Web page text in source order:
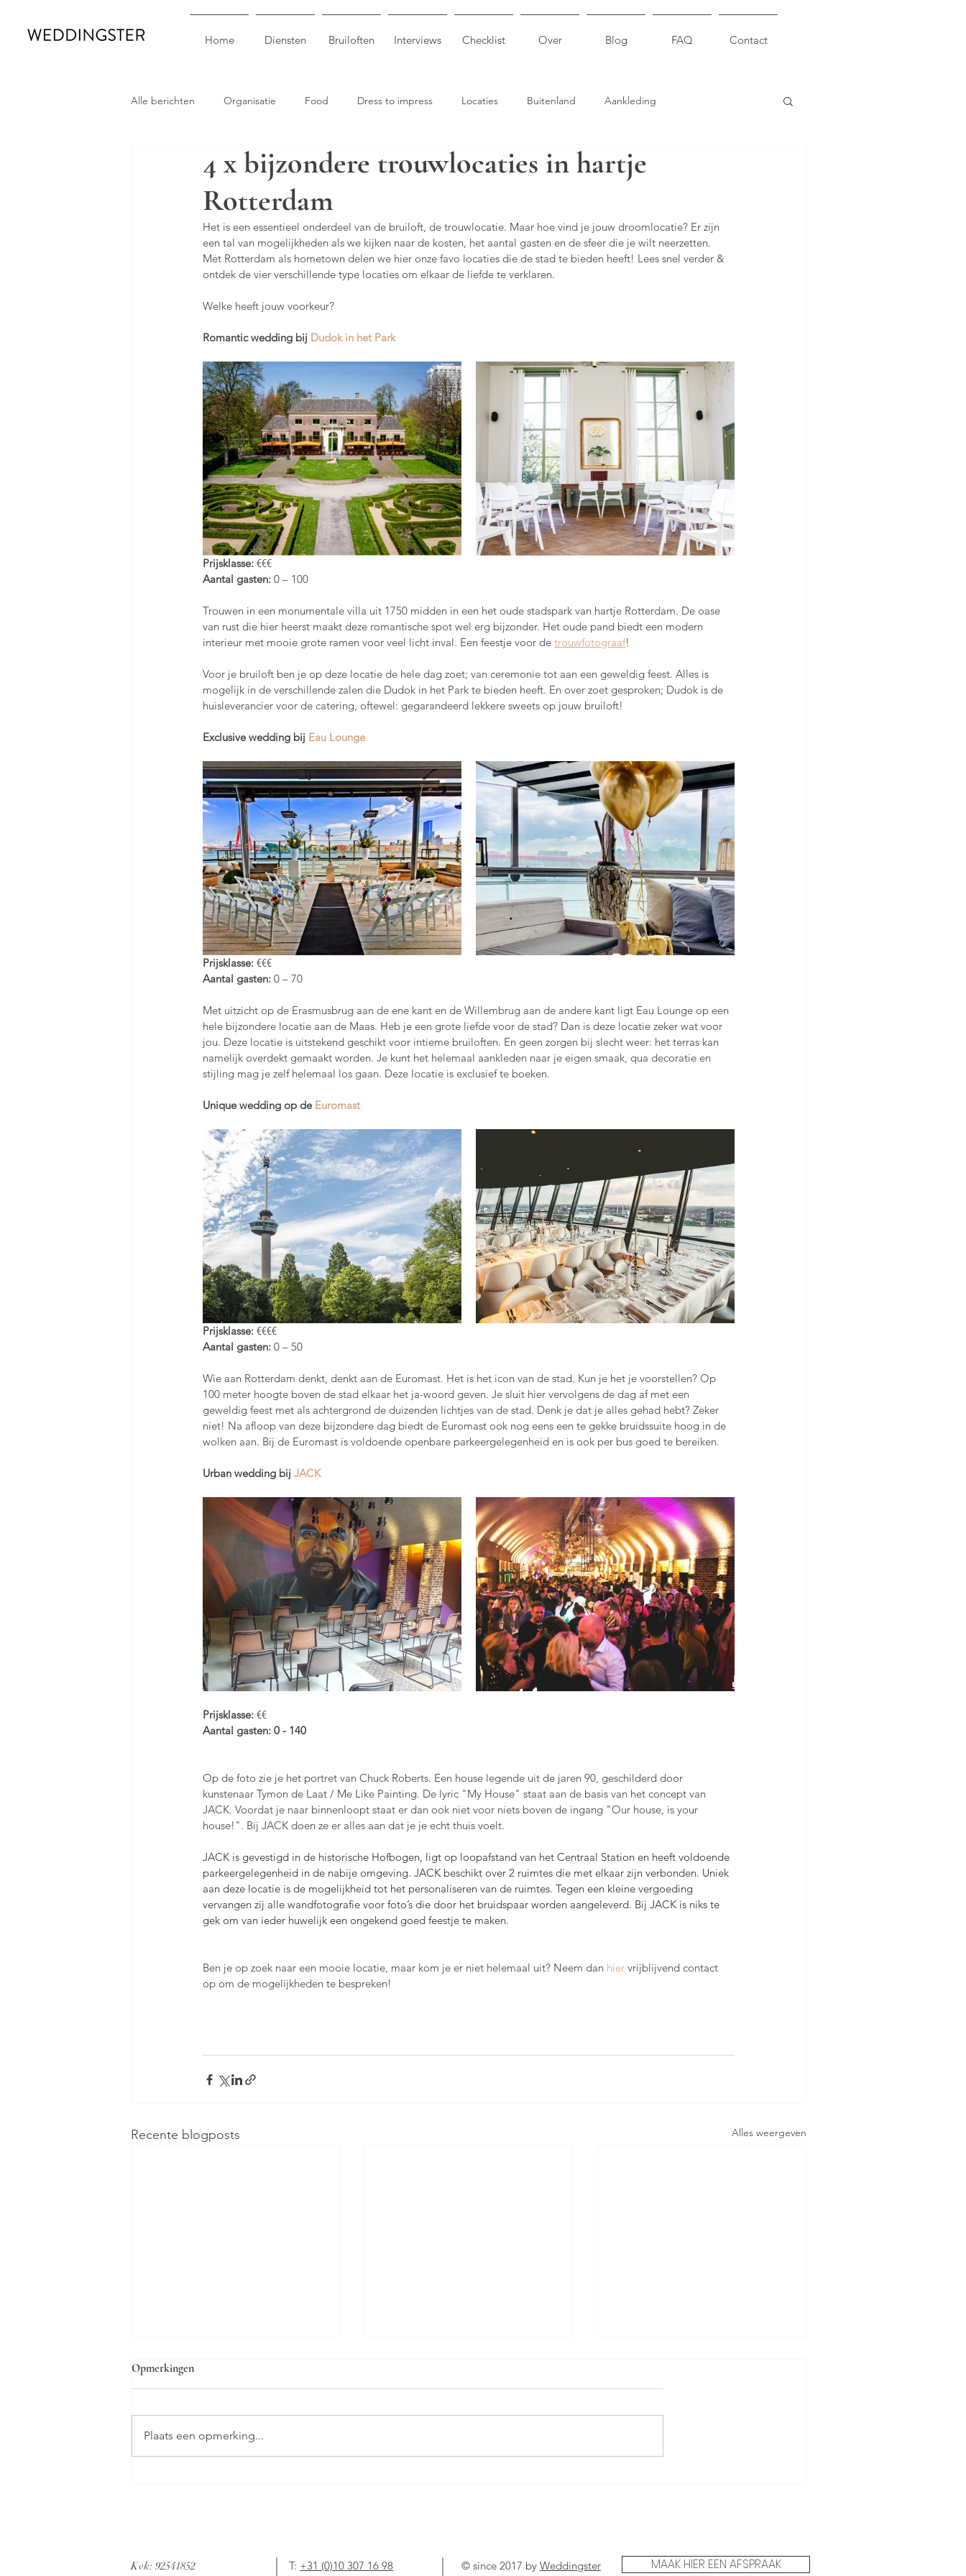
Home Diensten Bruiloften Interviews Checklist Over Blog FAQ Contact
Alle berichten Organisatie Food Dress to impress Locaties Buitenland Aankleding
Het leven van een aanstaande bruid.
4 x bijzondere trouwlocaties in hartje
Rotterdam
Het is een essentieel onderdeel van de bruiloft, de trouwlocatie. Maar hoe vind je jouw droomlocatie? Er zijn
een tal van mogelijkheden als we kijken naar de kosten, het aantal gasten en de sfeer die je wilt neerzetten.
Met Rotterdam als hometown delen we hier onze favo locaties die de stad te bieden heeft! Lees snel verder &
ontdek de vier verschillende type locaties om elkaar de liefde te verklaren.
Welke heeft jouw voorkeur?
Romantic wedding bij Dudok in het Park
Prijsklasse: €€€
Aantal gasten: 0 – 100
Trouwen in een monumentale villa uit 1750 midden in een het oude stadspark van hartje Rotterdam. De oase
van rust die hier heerst maakt deze romantische spot wel erg bijzonder. Het oude pand biedt een modern
interieur met mooie grote ramen voor veel licht inval. Een feestje voor de trouwfotograaf!
Voor je bruiloft ben je op deze locatie de hele dag zoet; van ceremonie tot aan een geweldig feest. Alles is
mogelijk in de verschillende zalen die Dudok in het Park te bieden heeft. En over zoet gesproken; Dudok is de
huisleverancier voor de catering, oftewel: gegarandeerd lekkere sweets op jouw bruiloft!
Exclusive wedding bij Eau Lounge
Prijsklasse: €€€
Aantal gasten: 0 – 70
Met uitzicht op de Erasmusbrug aan de ene kant en de Willembrug aan de andere kant ligt Eau Lounge op een
hele bijzondere locatie aan de Maas. Heb je een grote liefde voor de stad? Dan is deze locatie zeker wat voor
jou. Deze locatie is uitstekend geschikt voor intieme bruiloften. En geen zorgen bij slecht weer: het terras kan
namelijk overdekt gemaakt worden. Je kunt het helemaal aankleden naar je eigen smaak, qua decoratie en
stijling mag je zelf helemaal los gaan. Deze locatie is exclusief te boeken.
Unique wedding op de Euromast
Prijsklasse: €€€€
Aantal gasten: 0 – 50
Wie aan Rotterdam denkt, denkt aan de Euromast. Het is het icon van de stad. Kun je het je voorstellen? Op
100 meter hoogte boven de stad elkaar het ja-woord geven. Je sluit hier vervolgens de dag af met een
geweldig feest met als achtergrond de duizenden lichtjes van de stad. Denk je dat je alles gehad hebt? Zeker
niet! Na afloop van deze bijzondere dag biedt de Euromast ook nog eens een te gekke bruidssuite hoog in de
wolken aan. Bij de Euromast is voldoende openbare parkeergelegenheid en is ook per bus goed te bereiken.
Urban wedding bij JACK
Prijsklasse: €€
Aantal gasten: 0 - 140
Op de foto zie je het portret van Chuck Roberts. Een house legende uit de jaren 90, geschilderd door
kunstenaar Tymon de Laat / Me Like Painting. De lyric "My House" staat aan de basis van het concept van
JACK. Voordat je naar binnenloopt staat er dan ook niet voor niets boven de ingang "Our house, is your
house!". Bij JACK doen ze er alles aan dat je je echt thuis voelt.
JACK is gevestigd in de historische Hofbogen, ligt op loopafstand van het Centraal Station en heeft voldoende
parkeergelegenheid in de nabije omgeving. JACK beschikt over 2 ruimtes die met elkaar zijn verbonden. Uniek
aan deze locatie is de mogelijkheid tot het personaliseren van de ruimtes. Tegen een kleine vergoeding
vervangen zij alle wandfotografie voor foto’s die door het bruidspaar worden aangeleverd. Bij JACK is niks te
gek om van ieder huwelijk een ongekend goed feestje te maken.
Ben je op zoek naar een mooie locatie, maar kom je er niet helemaal uit? Neem dan hier vrijblijvend contact
op om de mogelijkheden te bespreken!
Recente blogposts Alles weergeven
Opmerkingen
Plaats een opmerking...
Kvk: 92541852
T: +31 (0)10 307 16 98
© since 2017 by Weddingster
MAAK HIER EEN AFSPRAAK